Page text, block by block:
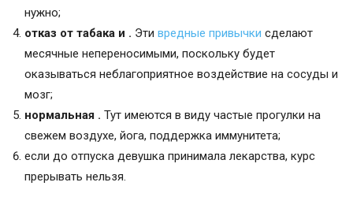
нужно;
отказ от табака и . Эти вредные привычки сделают
месячные непереносимыми, поскольку будет
оказываться неблагоприятное воздействие на сосуды и
мозг;
нормальная . Тут имеются в виду частые прогулки на
свежем воздухе, йога, поддержка иммунитета;
если до отпуска девушка принимала лекарства, курс
прерывать нельзя.